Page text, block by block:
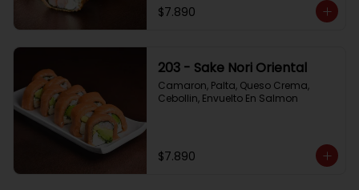
$7.890
203 - Sake Nori Oriental
Camaron, Palta, Queso Crema,
Cebollin, Envuelto En Salmon
$7.890